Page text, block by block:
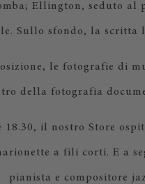
Ellington, seduto al
Sullo sfondo, la scritta
le fotografie di
della fotografia
il nostro Store
a fili corti. E a
pianista e compositore